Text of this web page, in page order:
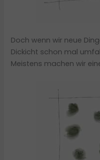
Doch wenn wir neue
Dickicht schon mal
Meistens machen wir